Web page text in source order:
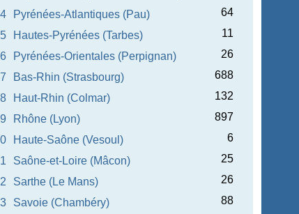
Pyrénées-Atlantiques (Pau)
64
Hautes-Pyrénées (Tarbes)
11
Pyrénées-Orientales (Perpignan)
26
Bas-Rhin (Strasbourg)
688
Haut-Rhin (Colmar)
132
Rhône (Lyon)
897
Haute-Saône (Vesoul)
6
Saône-et-Loire (Mâcon)
25
Sarthe (Le Mans)
26
Savoie (Chambéry)
88